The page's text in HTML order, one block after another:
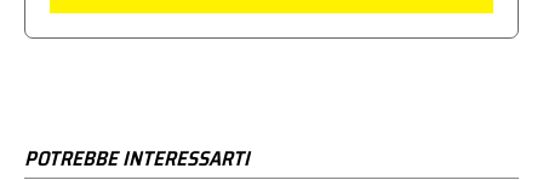
POTREBBE INTERESSARTI